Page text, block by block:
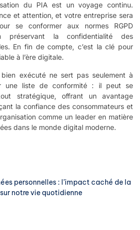
du PIA est un voyage continu.
et attention, et votre entreprise sera
se conformer aux normes RGPD
préservant la confidentialité des
En fin de compte, c’est la clé pour
à l’ère digitale.
exécuté ne sert pas seulement à
une liste de conformité : il peut se
stratégique, offrant un avantage
la confiance des consommateurs et
comme un leader en matière
dans le monde digital moderne.
personnelles : l’impact caché de la
notre vie quotidienne